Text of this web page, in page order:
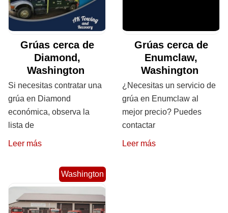
Grúas cerca de
Diamond,
Washington
Si necesitas contratar una
grúa en Diamond
económica, observa la
lista de
Leer más
Grúas cerca de
Enumclaw,
Washington
¿Necesitas un servicio de
grúa en Enumclaw al
mejor precio? Puedes
contactar
Leer más
Washington